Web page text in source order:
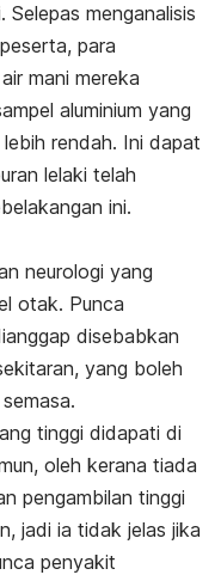
menganalisis
para
mani mereka
aluminium yang
rendah. Ini dapat
lelaki telah
ini.
neurologi yang
otak. Punca
disebabkan
yang boleh
tinggi didapati di
oleh kerana tiada
pengambilan tinggi
jadi ia tidak jelas jika
penyakit